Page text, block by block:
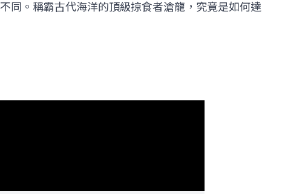
同。稱霸古代海洋的頂級掠食者滄龍，究竟是如何達